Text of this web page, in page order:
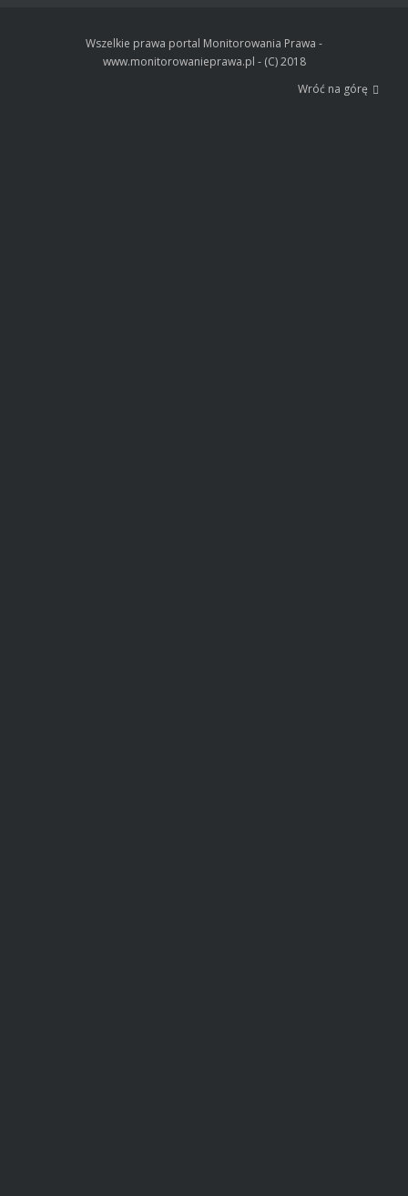
Wszelkie prawa portal Monitorowania Prawa -
www.monitorowanieprawa.pl - (C) 2018
Wróć na górę